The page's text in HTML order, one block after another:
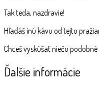
Tak teda, nazdravie!
Hľadáš inú kávu od tejto
Chceš vyskúšať niečo podobné
Ďalšie informácie